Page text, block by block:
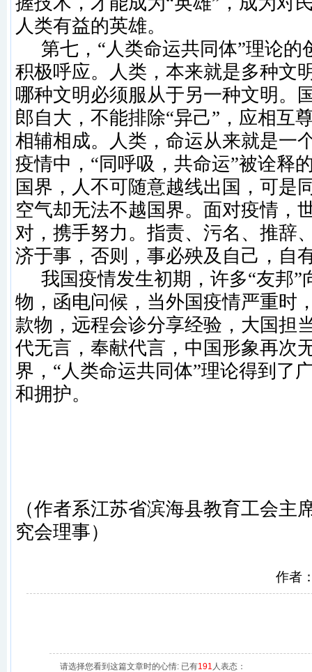
人类有益的英雄。
第七， “人类命运共同体”理论的
积极呼应。人类，本来就是多种文
哪种文明必须服从于另一种文明。
郎自大，不能排除“异己”，应相互
相辅相成。人类，命运从来就是一
疫情中，“同呼吸，共命运”被诠释
国界，人不可随意越线出国，可是
空气却无法不越国界。面对疫情，
对，携手努力。指责、污名、推辞
济于事，否则，事必殃及自己，自
我国疫情发生初期，许多“友邦”
物，函电问候，当外国疫情严重时
款物，远程会诊分享经验，大国担
代无言，奉献代言，中国形象再次
界，“人类命运共同体”理论得到了
和拥护。
（作者系江苏省滨海县教育工会主
究会理事）
作者
请选择您看到这篇文章时的心情: 已有191 人表态：